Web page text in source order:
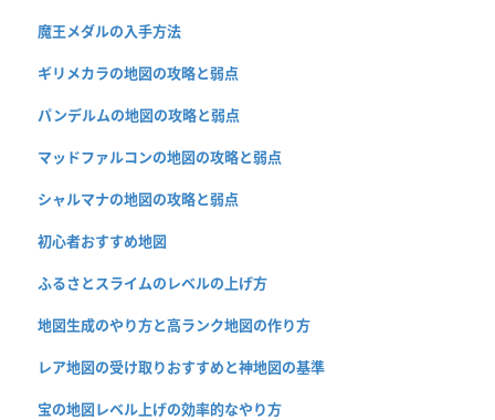
魔王メダルの入手方法
ギリメカラの地図の攻略と弱点
パンデルムの地図の攻略と弱点
マッドファルコンの地図の攻略と弱点
シャルマナの地図の攻略と弱点
初心者おすすめ地図
ふるさとスライムのレベルの上げ方
地図生成のやり方と高ランク地図の作り方
レア地図の受け取りおすすめと神地図の基準
宝の地図レベル上げの効率的なやり方